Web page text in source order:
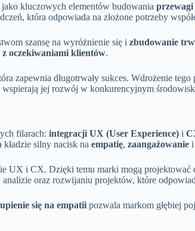
kluczowych elementów budowania
która odpowiada na złożone potrzeby
szansę na wyróżnienie się i zbudowanie
z oczekiwaniami klientów.
zapewnia długotrwały sukces. Wdrożenie tego
jej rozwój w konkurencyjnym
filarach: integracji UX (User Experience) i
kładzie silny nacisk na empatię, zaangażowanie i
UX i CX. Dzięki temu marki mogą
analizie oraz rozwijaniu projektów, które
się na empatii pozwala markom głębiej